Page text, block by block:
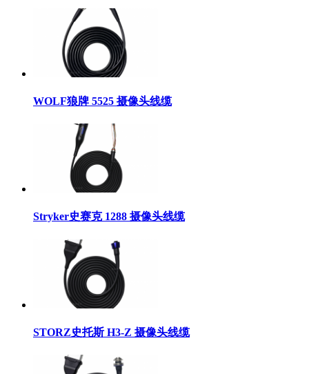
WOLF狼牌 5525 摄像头线缆
Stryker史赛克 1288 摄像头线缆
STORZ史托斯 H3-Z 摄像头线缆